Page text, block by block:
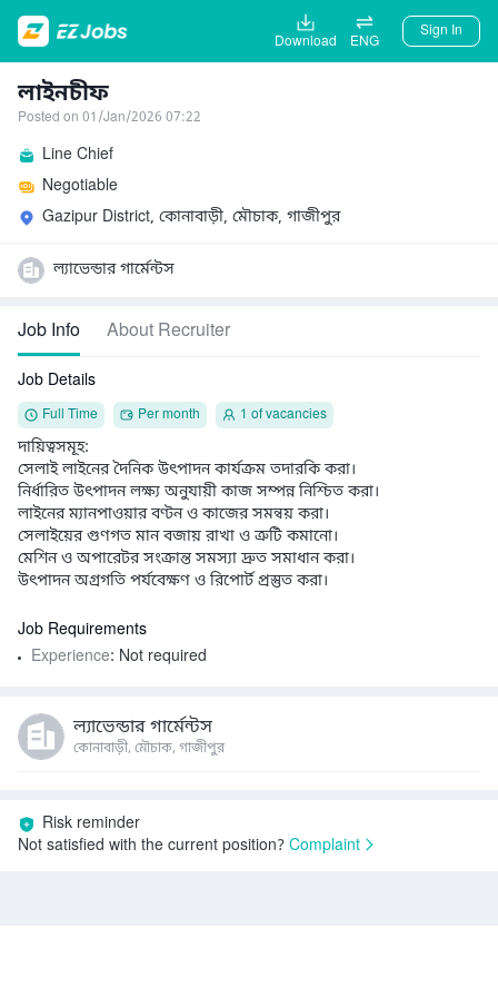
Download ENG
Sign In
লাইনচীফ
Posted on 01/Jan/2026 07:22
Line Chief
Negotiable
Gazipur District, কোনাবাড়ী, মৌচাক, গাজীপুর
ল্যাভেন্ডার গার্মেন্টস
Job Info About Recruiter
Job Details
Full Time Per month 1 of vacancies
দায়িত্বসমূহ:
সেলাই লাইনের দৈনিক উৎপাদন কার্যক্রম তদারকি করা।
নির্ধারিত উৎপাদন লক্ষ্য অনুযায়ী কাজ সম্পন্ন নিশ্চিত করা।
লাইনের ম্যানপাওয়ার বণ্টন ও কাজের সমন্বয় করা।
সেলাইয়ের গুণগত মান বজায় রাখা ও ত্রুটি কমানো।
মেশিন ও অপারেটর সংক্রান্ত সমস্যা দ্রুত সমাধান করা।
উৎপাদন অগ্রগতি পর্যবেক্ষণ ও রিপোর্ট প্রস্তুত করা।
Job Requirements
Experience: Not required
ল্যাভেন্ডার গার্মেন্টস
কোনাবাড়ী, মৌচাক, গাজীপুর
Risk reminder
Not satisfied with the current position? Complaint